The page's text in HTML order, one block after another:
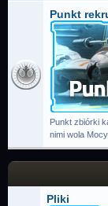
Punkt
Punkt zbiórki
nimi wola Mocy.
Pliki